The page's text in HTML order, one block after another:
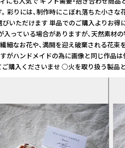
には、制作時にこぼれ落ちた
ただけます 単品でのご購入
場合がありますが、天然素
花や、満開を迎え破棄され
ンドメイドの為に画像と同じ
入くださいませ ○火を取り扱